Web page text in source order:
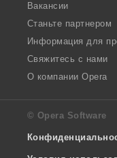
Вакансии
Станьте партнером
Информация для
Свяжитесь с нами
О компании Opera
© Opera Software